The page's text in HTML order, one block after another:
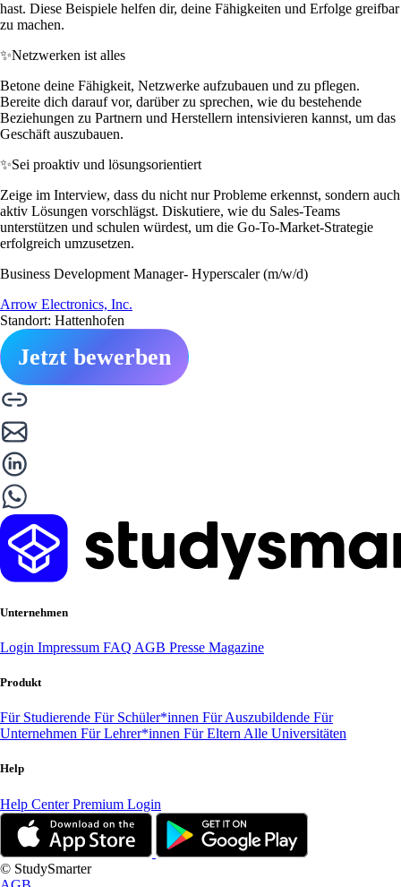
hast. Diese Beispiele helfen dir, deine Fähigkeiten und Erfolge greifbar
zu machen.
✨Netzwerken ist alles
Betone deine Fähigkeit, Netzwerke aufzubauen und zu pflegen.
Bereite dich darauf vor, darüber zu sprechen, wie du bestehende
Beziehungen zu Partnern und Herstellern intensivieren kannst, um das
Geschäft auszubauen.
✨Sei proaktiv und lösungsorientiert
Zeige im Interview, dass du nicht nur Probleme erkennst, sondern auch
aktiv Lösungen vorschlägst. Diskutiere, wie du Sales-Teams
unterstützen und schulen würdest, um die Go-To-Market-Strategie
erfolgreich umzusetzen.
Business Development Manager- Hyperscaler (m/w/d)
Arrow Electronics, Inc.
Standort: Hattenhofen
Jetzt bewerben
Unternehmen
Login Impressum FAQ AGB Presse Magazine
Produkt
Für Studierende Für Schüler*innen Für Auszubildende Für
Unternehmen Für Lehrer*innen Für Eltern Alle Universitäten
Help
Help CenterPremium Login
© StudySmarter